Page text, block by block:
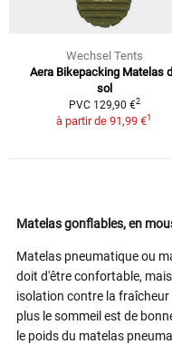
Wechsel Tents
Aera Bikepacking Matelas
sol
PVC 129,90 €2
à partir de 91,99 €1
Matelas gonflables, en
Matelas pneumatique ou
doit d'être confortable,
isolation contre la fraîcheur
plus le sommeil est de
le poids du matelas